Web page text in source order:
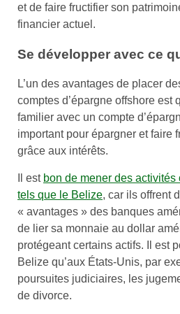
et de faire fructifier son
financier actuel.
Se développer avec ce
L’un des avantages de placer
comptes d’épargne offshore est
familier avec un compte
important pour épargner et faire
grâce aux intérêts.
Il est bon de mener des
tels que le Belize, car ils offrent
« avantages » des banques
de lier sa monnaie au dollar
protégeant certains actifs. Il est
Belize qu’aux États-Unis, par
poursuites judiciaires, les
de divorce.